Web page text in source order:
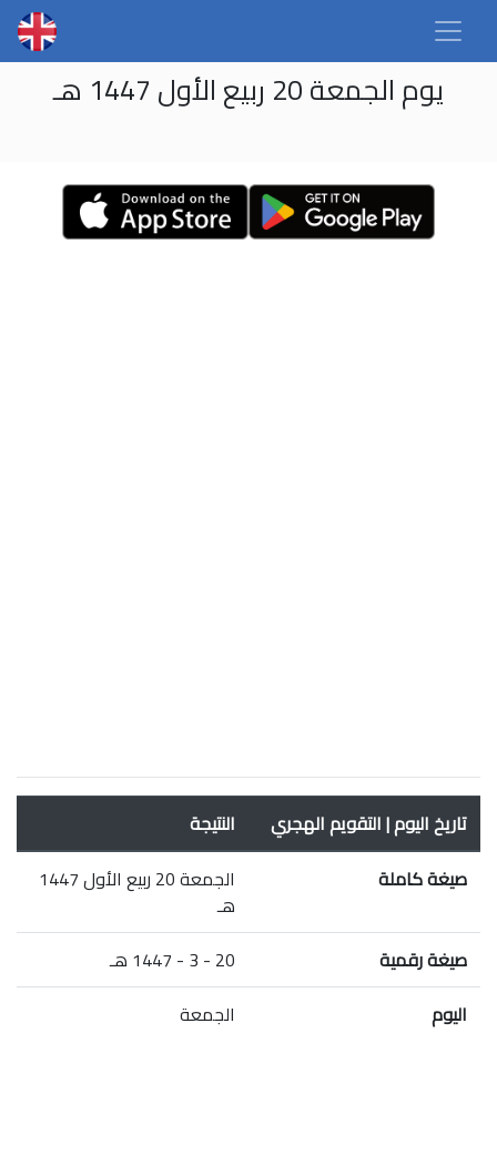
يوم الجمعة 20 ربيع الأول 1447 هـ
تاريخ اليوم | التقويم الهجري
النتيجة
صيغة كاملة
الجمعة 20 ربيع الأول 1447
هـ
صيغة رقمية
20 - 3 - 1447 هـ
اليوم
الجمعة